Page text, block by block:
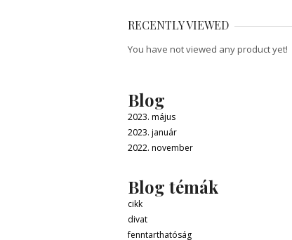
RECENTLY VIEWED
You have not viewed any product yet!
Blog
2023. május
2023. január
2022. november
Blog témák
cikk
divat
fenntarthatóság